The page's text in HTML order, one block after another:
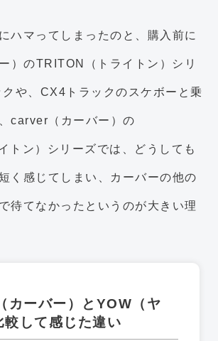
ハマってしまったのと、購入前に
）のTRITON（トライトン）シリ
や、CX4トラックのスケボーと乗
carver（カーバー）の
トン）シリーズでは、どうしても
く感じてしまい、カーバーの他の
待てなかったというのが大きい理
カーバー）とYOW（ヤ
較して感じた違い